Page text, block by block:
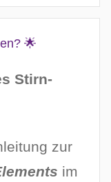
🌟
Stirn-
zur
im